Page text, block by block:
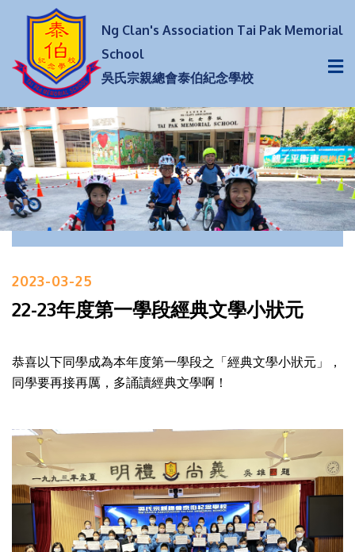
Ng Clan's Association Tai Pak Memorial
School
吳氏宗親總會泰伯紀念學校
2023-03-25
22-23年度第一學段經典文學小狀元
恭喜以下同學成為本年度第一學段之「經典文學小狀元」，
同學要再接再厲，多誦讀經典文學啊！